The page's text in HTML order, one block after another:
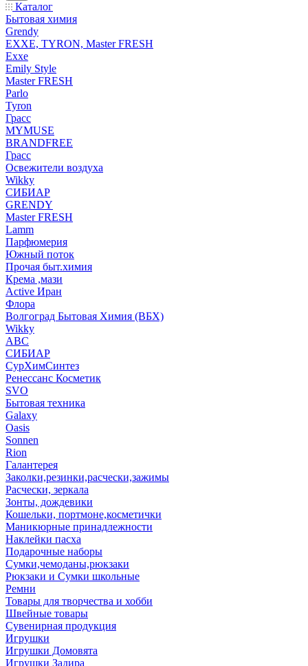
Каталог
Бытовая химия
Grendy
EXXE, TYRON, Master FRESH
Exxe
Emily Style
Master FRESH
Parlo
Tyron
Грасс
MYMUSE
BRANDFREE
Грасс
Освежители воздуха
Wikky
СИБИАР
GRENDY
Master FRESH
Lamm
Парфюмерия
Южный поток
Прочая быт.химия
Крема ,мази
Аctive Иран
Флора
Волгоград Бытовая Химия (ВБХ)
Wikky
АВС
СИБИАР
СурХимСинтез
Ренессанс Косметик
SVO
Бытовая техника
Galaxy
Oasis
Sonnen
Rion
Галантерея
Заколки,резинки,расчески,зажимы
Расчески, зеркала
Зонты, дождевики
Кошельки, портмоне,косметички
Маникюрные принадлежности
Наклейки пасха
Подарочные наборы
Сумки,чемоданы,рюкзаки
Рюкзаки и Сумки школьные
Ремни
Товары для творчества и хобби
Швейные товары
Сувенирная продукция
Игрушки
Игрушки Домовята
Игрушки Задира